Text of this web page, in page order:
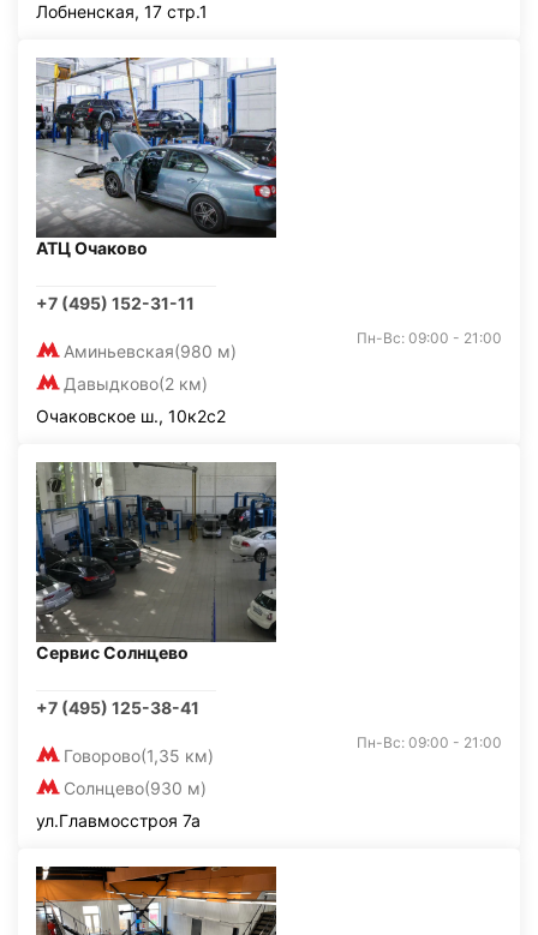
Лобненская, 17 стр.1
АТЦ Очаково
+7 (495) 152-31-11
Аминьевская(980 м)
Давыдково(2 км)
Пн-Вс: 09:00 - 21:00
Очаковское ш., 10к2с2
Сервис Солнцево
+7 (495) 125-38-41
Говорово(1,35 км)
Солнцево(930 м)
Пн-Вс: 09:00 - 21:00
ул.Главмосстроя 7а